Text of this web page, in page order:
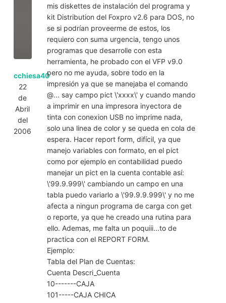
cchiesa40
22
de
Abril
del
2006
mis diskettes de instalación del programa y
kit Distribution del Foxpro v2.6 para DOS, no
se si podrían proveerme de estos, los
requiero con suma urgencia, tengo unos
programas que desarrolle con esta
herramienta, he probado con el VFP v9.0
pero no me ayuda, sobre todo en la
impresión ya que se manejaba el comando
@... say campo pict \'xxxx\' y cuando mando
a imprimir en una impresora inyectora de
tinta con conexion USB no imprime nada,
solo una linea de color y se queda en cola de
espera. Hacer report form, difícil, ya que
manejo variables con formato, en el pict
como por ejemplo en contabilidad puedo
manejar un pict en la cuenta contable así:
\'99.9.999\' cambiando un campo en una
tabla puedo variarlo a \'99.9.9.999\' y no me
afecta a ningun programa de carga con get
o reporte, ya que he creado una rutina para
ello. Ademas, me falta un poquiii...to de
practica con el REPORT FORM.
Ejemplo:
Tabla del Plan de Cuentas:
Cuenta Descri_Cuenta
10-------CAJA
101-----CAJA CHICA